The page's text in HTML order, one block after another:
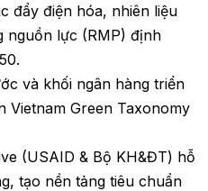
đẩy điện hóa, nhiên liệu
nguồn lực (RMP) định
và khối ngân hàng triển
Vietnam Green Taxonomy
(USAID & Bộ KH&ĐT) hỗ
tạo nền tảng tiêu chuẩn